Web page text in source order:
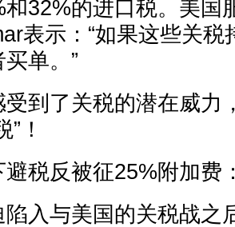
32%的进口税。美国
表示：“如果这些关税
单。”
到了关税的潜在威力
！
税反被征25%附加费
入与美国的关税战之